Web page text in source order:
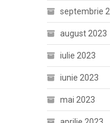
septembrie
august 2023
iulie 2023
iunie 2023
mai 2023